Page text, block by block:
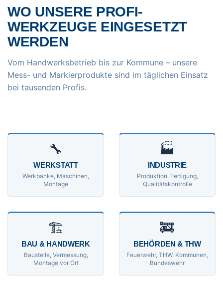
WO UNSERE PROFI-
WERKZEUGE EINGESETZT
WERDEN
Vom Handwerksbetrieb bis zur Kommune – unsere
Mess- und Markierprodukte sind im täglichen Einsatz
bei tausenden Profis.
🔧
WERKSTATT
Werkbänke, Maschinen,
Montage
🏭
INDUSTRIE
Produktion, Fertigung,
Qualitätskontrolle
🏗
BAU & HANDWERK
Baustelle, Vermessung,
Montage vor Ort
🚒
BEHÖRDEN & THW
Feuerwehr, THW, Kommunen,
Bundeswehr